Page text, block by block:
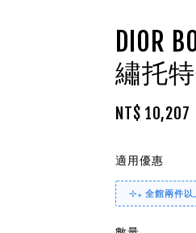
DIOR
繡托
NT$ 10,207
適用優惠
⊹₊ 全館兩件